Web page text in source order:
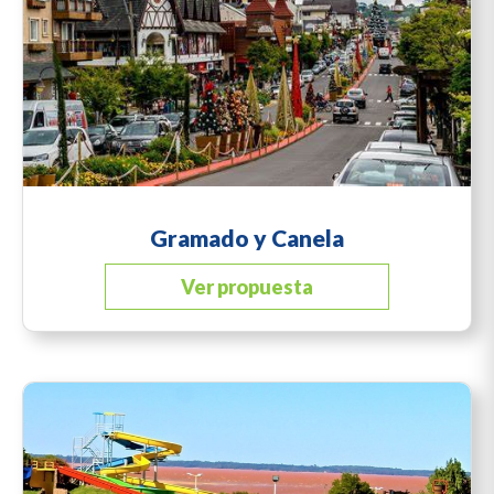
Gramado y Canela
Ver propuesta